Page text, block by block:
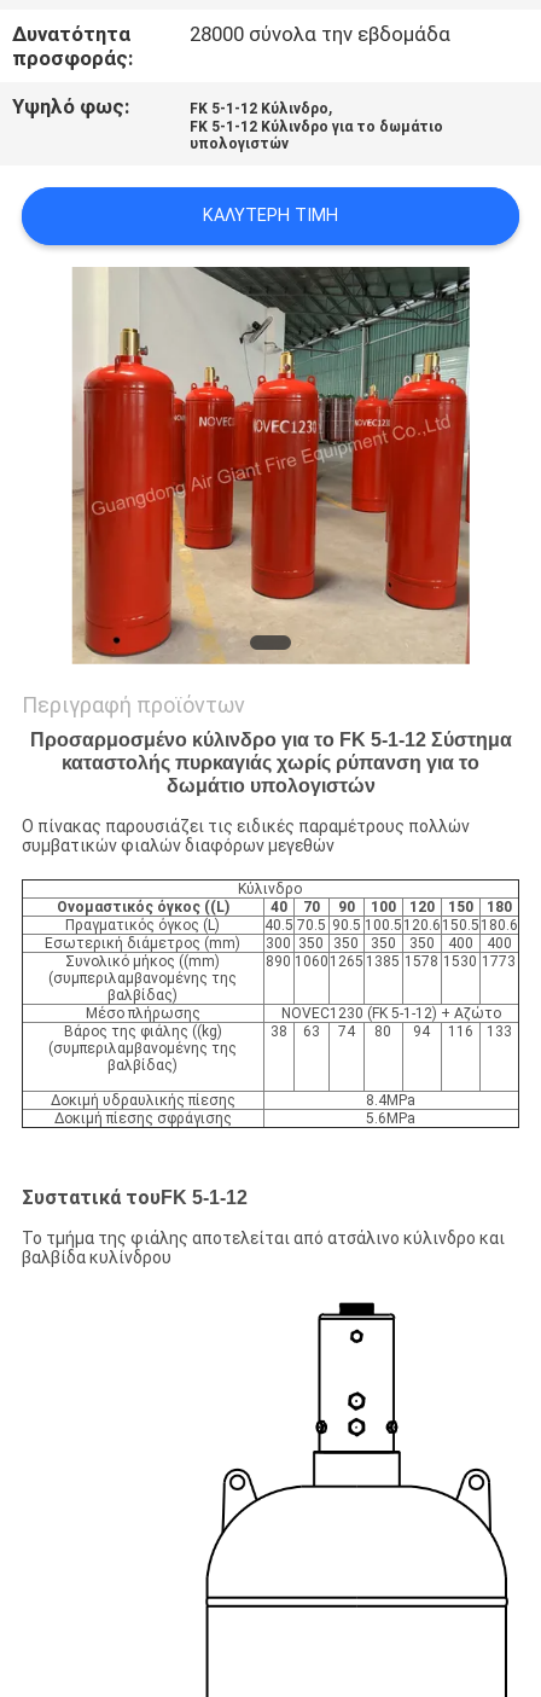
SITEMAP
PRIVACY
Δυνατότητα
προσφοράς:
28000 σύνολα την εβδομάδα
Υψηλό φως: FK 5-1-12 Κύλινδρο,
FK 5-1-12 Κύλινδρο για το δωμάτιο
υπολογιστών
ΚΑΛΎΤΕΡΗ ΤΙΜΉ
Περιγραφή προϊόντων
Προσαρμοσμένο κύλινδρο για το FK 5-1-12 Σύστημα
καταστολής πυρκαγιάς χωρίς ρύπανση για το
δωμάτιο υπολογιστών
Ο πίνακας παρουσιάζει τις ειδικές παραμέτρους πολλών
συμβατικών φιαλών διαφόρων μεγεθών
Κύλινδρο
Ονομαστικός όγκος ((L)
40 70 90 100 120 150
180
Πραγματικός όγκος (L)
40.5 70.5 90.5 100.5 120.6 150.5 180.6
Εσωτερική διάμετρος (mm)
300 350 350 350 350 400
400
Συνολικό μήκος ((mm)
(συμπεριλαμβανομένης της
βαλβίδας)
890 1060 1265 1385 1578 1530 1773
Μέσο πλήρωσης
NOVEC1230 (FK 5-1-12) + Αζώτο
Βάρος της φιάλης ((kg)
(συμπεριλαμβανομένης της
βαλβίδας)
38 63 74 80 94 116 133
Δοκιμή υδραυλικής πίεσης
8.4MPa
Δοκιμή πίεσης σφράγισης
5.6MPa
Συστατικά τουFK 5-1-12
Το τμήμα της φιάλης αποτελείται από ατσάλινο κύλινδρο και
βαλβίδα κυλίνδρου